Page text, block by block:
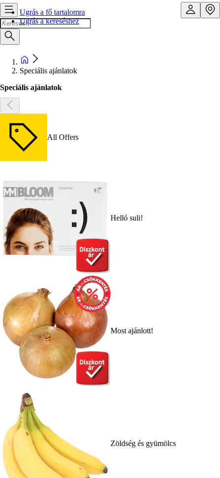
Ugrás a fő tartalomra
Ugrás a kereséshez
Speciális ajánlatok
Speciális ajánlatok
All Offers
Helló suli!
Most ajánlott!
Zöldség és gyümölcs